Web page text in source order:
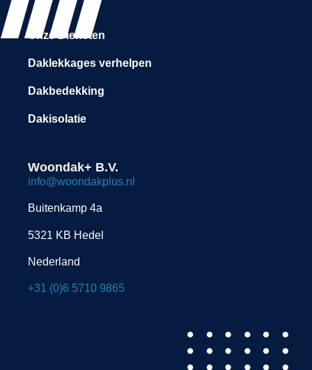
Onze Diensten
Daklekkages verhelpen
Dakbedekking
Dakisolatie
Woondak+ B.V.
info@woondakplus.nl
Buitenkamp 4a
5321 KB Hedel
Nederland
+31 (0)6 5710 9865